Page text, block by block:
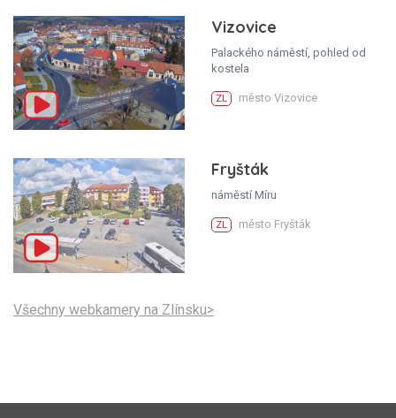
Vizovice
Palackého náměstí, pohled od
kostela
ZL město Vizovice
Fryšták
náměstí Míru
ZL město Fryšták
Všechny webkamery na Zlínsku>